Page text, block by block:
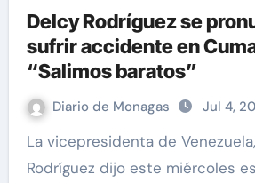
Delcy Rodríguez se
sufrir accidente en
“Salimos baratos”
Diario de Monagas Jul 4,
La vicepresidenta de Venezuela, Delcy
Rodríguez dijo este miércoles